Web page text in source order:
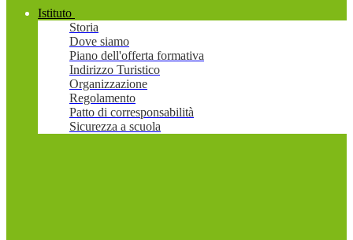
Istituto
Storia
Dove siamo
Piano dell'offerta formativa
Indirizzo Turistico
Organizzazione
Regolamento
Patto di corresponsabilità
Sicurezza a scuola